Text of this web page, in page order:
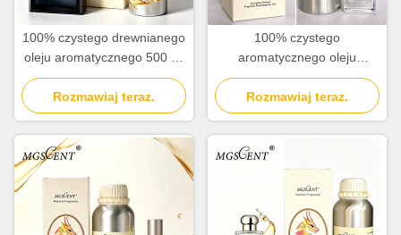
100% czystego drewnianego
oleju aromatycznego 500 ml
1000 ml
Rozmawiaj teraz.
100% czystego
aromatycznego oleju
cytrusowego dla mężczyzn z
mandarynową
pomarańczową i cedrową
Rozmawiaj teraz.